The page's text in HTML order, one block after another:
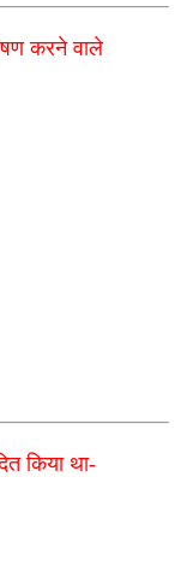
करने वाले
किया था-